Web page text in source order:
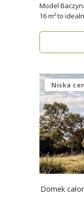
Model
16 m² to
Niska
Domek